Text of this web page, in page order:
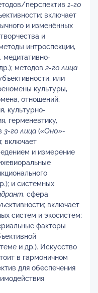
перспектив 1-го
включает
и изменённых
и
интроспекции,
медитативно-
методов 2-го лица
или
культуры,
отношений,
культурно-
герменевтику,
3-го лица («Оно»-
включает
и измерение
и системных
, сфера
включает
систем и экосистем;
факторы
и др.). Искусство
в гармоничном
для обеспечения